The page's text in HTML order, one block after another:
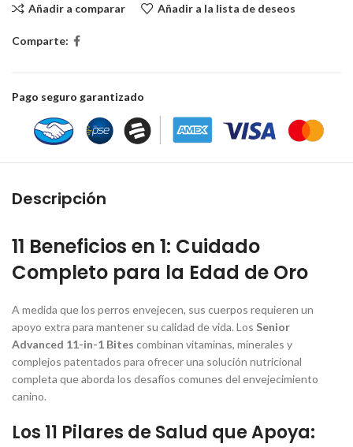
Añadir a comparar Añadir a la lista de deseos
Comparte:
Pago seguro garantizado
Descripción
11 Beneficios en 1: Cuidado
Completo para la Edad de Oro
A medida que los perros envejecen, sus cuerpos requieren un
apoyo extra para mantener su calidad de vida. Los Senior
Advanced 11-in-1 Bites combinan vitaminas, minerales y
complejos patentados para ofrecer una solución nutricional
completa que aborda los desafíos comunes del envejecimiento
canino.
Los 11 Pilares de Salud que Apoya: